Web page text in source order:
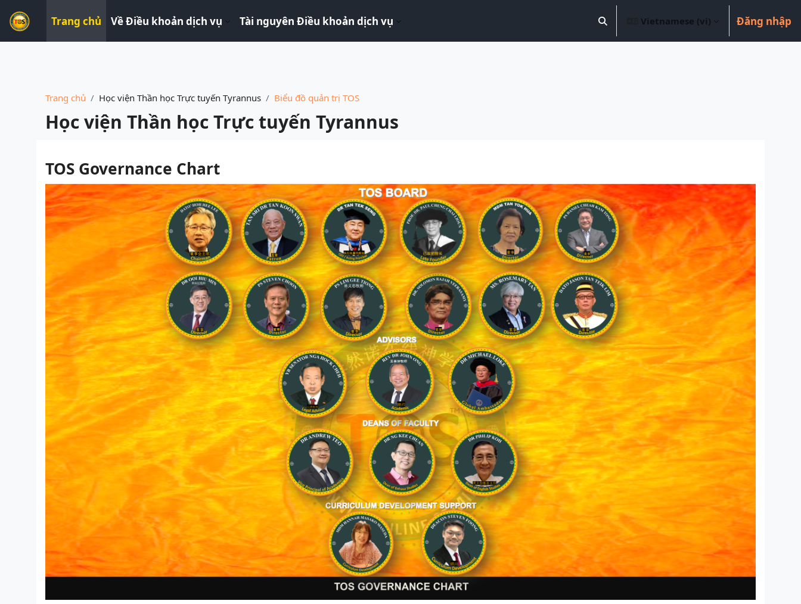
----------------------------
Chuyển tới nội dung chính
Trang chủ Về Điều khoản dịch vụ Tài nguyên Điều khoản dịch vụ Chuyển đổi chọn tìm kiếm
Vietnamese ‎(vi)‎ Đăng nhập
Trang chủ Học viện Thần học Trực tuyến Tyrannus Biểu đồ quản trị TOS
Học viện Thần học Trực tuyến Tyrannus
TOS Governance Chart